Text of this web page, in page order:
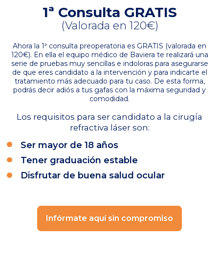
1ª Consulta GRATIS
(Valorada en 120€)
Ahora la 1ª consulta preoperatoria es GRATIS (valorada en
120€). En ella el equipo médico de Baviera te realizará una
serie de pruebas muy sencillas e indoloras para asegurarse
de que eres candidato a la intervención y para indicarte el
tratamiento más adecuado para tu caso. De esta forma,
podrás decir adiós a tus gafas con la máxima seguridad y
comodidad.
Los requisitos para ser candidato a la cirugía
refractiva láser son:
Ser mayor de 18 años
Tener graduación estable
Disfrutar de buena salud ocular
Infórmate aquí sin compromiso